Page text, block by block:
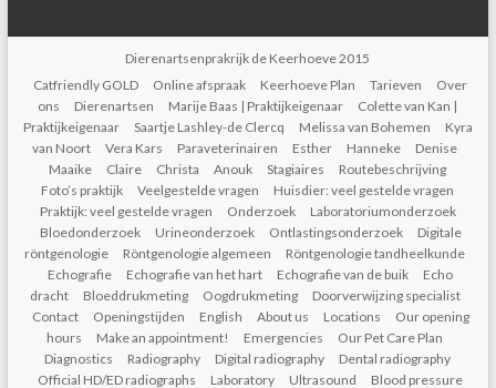
Dierenartsenprakrijk de Keerhoeve 2015
Catfriendly GOLD
Online afspraak Keerhoeve Plan Tarieven
Over
ons
Dierenartsen Marije Baas | Praktijkeigenaar
Colette van Kan |
Praktijkeigenaar
Saartje Lashley-de Clercq Melissa van Bohemen
Kyra
van Noort
Vera Kars Paraveterinairen Esther Hanneke
Denise
Maaike
Claire Christa Anouk Stagiaires
Routebeschrijving
Foto’s praktijk
Veelgestelde vragen
Huisdier: veel gestelde vragen
Praktijk: veel gestelde vragen
Onderzoek
Laboratoriumonderzoek
Bloedonderzoek
Urineonderzoek Ontlastingsonderzoek
Digitale
röntgenologie
Röntgenologie algemeen
Röntgenologie tandheelkunde
Echografie
Echografie van het hart Echografie van de buik
Echo
dracht
Bloeddrukmeting Oogdrukmeting
Doorverwijzing specialist
Contact
Openingstijden English About us Locations
Our opening
hours
Make an appointment! Emergencies
Our Pet Care Plan
Diagnostics
Radiography Digital radiography
Dental radiography
Official HD/ED radiographs
Laboratory Ultrasound Blood pressure